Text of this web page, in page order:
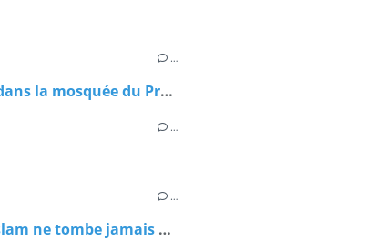
…
Des enfants dans la mosquée du Prophète Mohamed
…
…
L'habit de l'islam ne tombe jamais par terre. Si certains ne veulent plus le porter, d'autre auront l'honneur de le porter ...